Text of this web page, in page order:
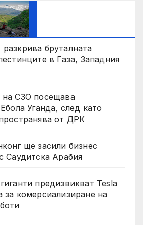
бруталната
в Газа, Западния
на СЗО посещава
Уганда, след като
от ДРК
ще засили бизнес
Саудитска Арабия
предизвикват Tesla
за комерсиализиране на